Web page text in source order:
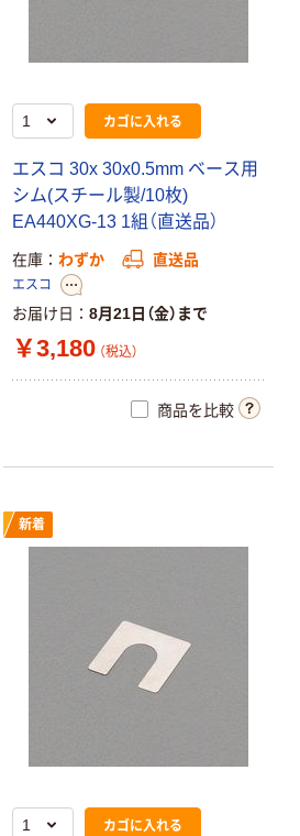
カゴに入れる
エスコ 30x 30x0.5mm ベース用
シム(スチール製/10枚)
EA440XG-13 1組（直送品）
在庫 わずか 直送品
エスコ
お届け日 8月21日（金）まで
￥3,180 （税込）
商品を比較
新着
カゴに入れる